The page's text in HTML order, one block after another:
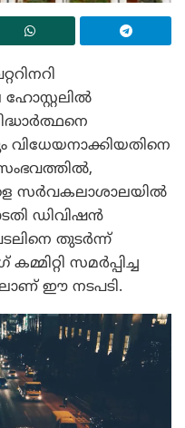
വിധേയനാക്കിയതിനെ
സർവകലാശാലയിൽ
ഡിവിഷൻ
തുടർന്ന്
സമർപ്പിച്ച
ഈ നടപടി.